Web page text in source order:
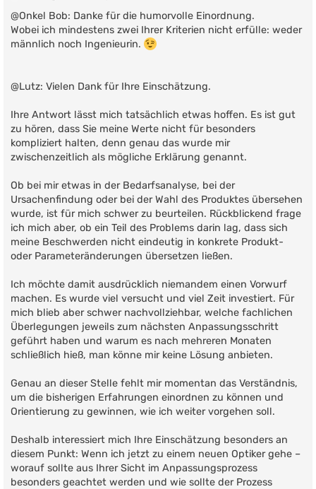
i
r
a
@Onkel Bob: Danke für die humorvolle Einordnung.
Wobei ich mindestens zwei Ihrer Kriterien nicht erfülle: weder
männlich noch Ingenieurin.
@Lutz: Vielen Dank für Ihre Einschätzung.
Ihre Antwort lässt mich tatsächlich etwas hoffen. Es ist gut
zu hören, dass Sie meine Werte nicht für besonders
kompliziert halten, denn genau das wurde mir
zwischenzeitlich als mögliche Erklärung genannt.
Ob bei mir etwas in der Bedarfsanalyse, bei der
Ursachenfindung oder bei der Wahl des Produktes übersehen
wurde, ist für mich schwer zu beurteilen. Rückblickend frage
ich mich aber, ob ein Teil des Problems darin lag, dass sich
meine Beschwerden nicht eindeutig in konkrete Produkt-
oder Parameteränderungen übersetzen ließen.
Ich möchte damit ausdrücklich niemandem einen Vorwurf
machen. Es wurde viel versucht und viel Zeit investiert. Für
mich blieb aber schwer nachvollziehbar, welche fachlichen
Überlegungen jeweils zum nächsten Anpassungsschritt
geführt haben und warum es nach mehreren Monaten
schließlich hieß, man könne mir keine Lösung anbieten.
Genau an dieser Stelle fehlt mir momentan das Verständnis,
um die bisherigen Erfahrungen einordnen zu können und
Orientierung zu gewinnen, wie ich weiter vorgehen soll.
Deshalb interessiert mich Ihre Einschätzung besonders an
diesem Punkt: Wenn ich jetzt zu einem neuen Optiker gehe –
worauf sollte aus Ihrer Sicht im Anpassungsprozess
besonders geachtet werden und wie sollte der Prozess